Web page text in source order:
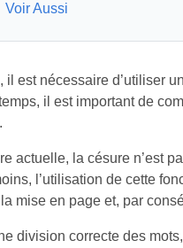
Voir Aussi
il est nécessaire d’utiliser
il est important de
actuelle, la césure n’est
l’utilisation de cette
mise en page et, par
division correcte des